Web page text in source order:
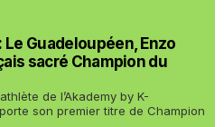
Guadeloupéen, Enzo
sacré Champion du
de l’Akademy by K-
son premier titre de Champion